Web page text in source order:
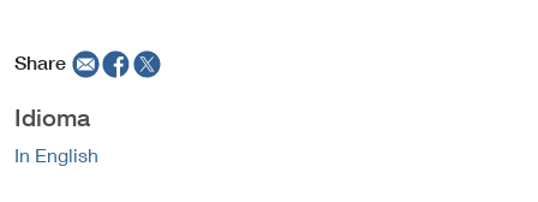
Share
Idioma
In English